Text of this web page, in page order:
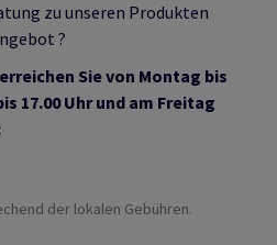
zu unseren Produkten
?
Sie von Montag bis
17.00 Uhr und am Freitag
der lokalen Gebühren.